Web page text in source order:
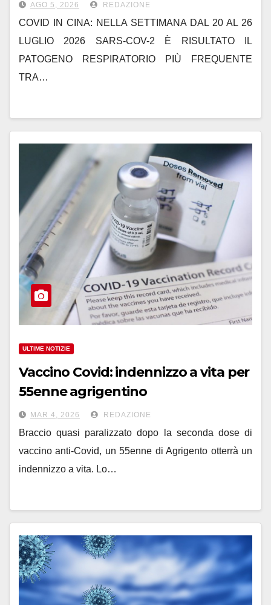
AGO 5, 2026 REDAZIONE
COVID IN CINA: NELLA SETTIMANA DAL 20 AL 26
LUGLIO 2026 SARS-COV-2 È RISULTATO IL
PATOGENO RESPIRATORIO PIÙ FREQUENTE
TRA…
ULTIME NOTIZIE
Vaccino Covid: indennizzo a vita per
55enne agrigentino
MAR 4, 2026 REDAZIONE
Braccio quasi paralizzato dopo la seconda dose di
vaccino anti-Covid, un 55enne di Agrigento otterrà un
indennizzo a vita. Lo…